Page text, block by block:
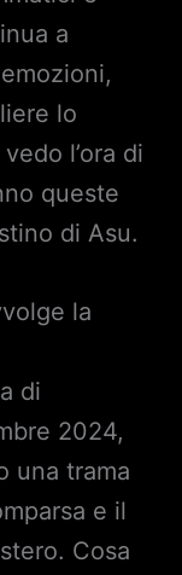
a
lo
l’ora di
queste
di Asu.
la
di
2024,
una trama
e il
Cosa